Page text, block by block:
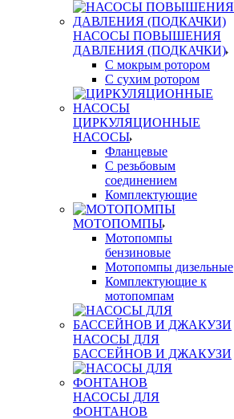
НАСОСЫ ПОВЫШЕНИЯ
ДАВЛЕНИЯ (ПОДКАЧКИ)
С мокрым ротором
С сухим ротором
ЦИРКУЛЯЦИОННЫЕ
НАСОСЫ
Фланцевые
С резьбовым
соединением
Комплектующие
МОТОПОМПЫ
Мотопомпы
бензиновые
Мотопомпы дизельные
Комплектующие к
мотопомпам
НАСОСЫ ДЛЯ
БАССЕЙНОВ И ДЖАКУЗИ
НАСОСЫ ДЛЯ
ФОНТАНОВ